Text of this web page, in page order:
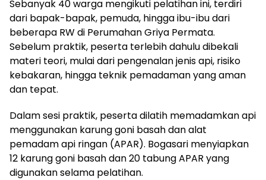
Sebanyak 40 warga mengikuti pelatihan ini, terdiri
dari bapak-bapak, pemuda, hingga ibu-ibu dari
beberapa RW di Perumahan Griya Permata.
Sebelum praktik, peserta terlebih dahulu dibekali
materi teori, mulai dari pengenalan jenis api, risiko
kebakaran, hingga teknik pemadaman yang aman
dan tepat.
Dalam sesi praktik, peserta dilatih memadamkan api
menggunakan karung goni basah dan alat
pemadam api ringan (APAR). Bogasari menyiapkan
12 karung goni basah dan 20 tabung APAR yang
digunakan selama pelatihan.